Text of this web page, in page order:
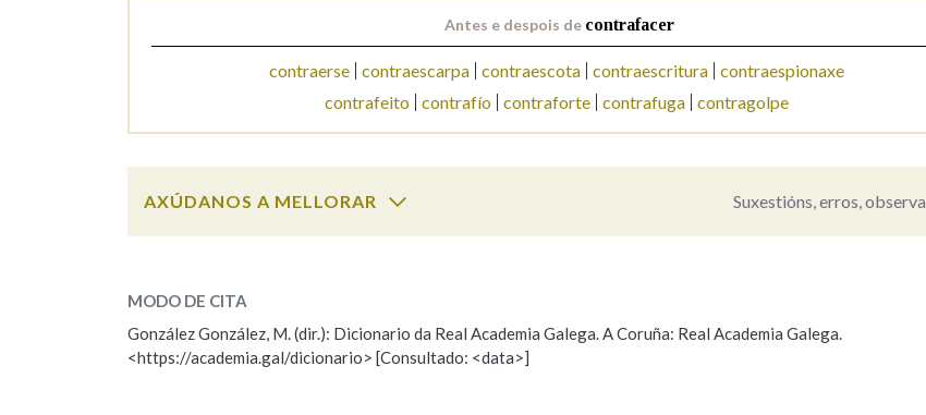
AXUDA NA BUSCA LIMPAR
Antes e despois de contrafacer
contraerse contraescarpa contraescota contraescritura contraespionaxe
contrafeito contrafío contraforte contrafuga contragolpe
AXÚDANOS A MELLORAR Suxestións, erros,
ESCOLLE UNHA OPCIÓN:
Observación Hai un erro na palabra Propoño mellorar a definición
MODO DE CITA
González González, M. (dir.): Dicionario da Real Academia Galega. A Coruña: Real Academia Galega.
<https://academia.gal/dicionario> [Consultado: <data>]